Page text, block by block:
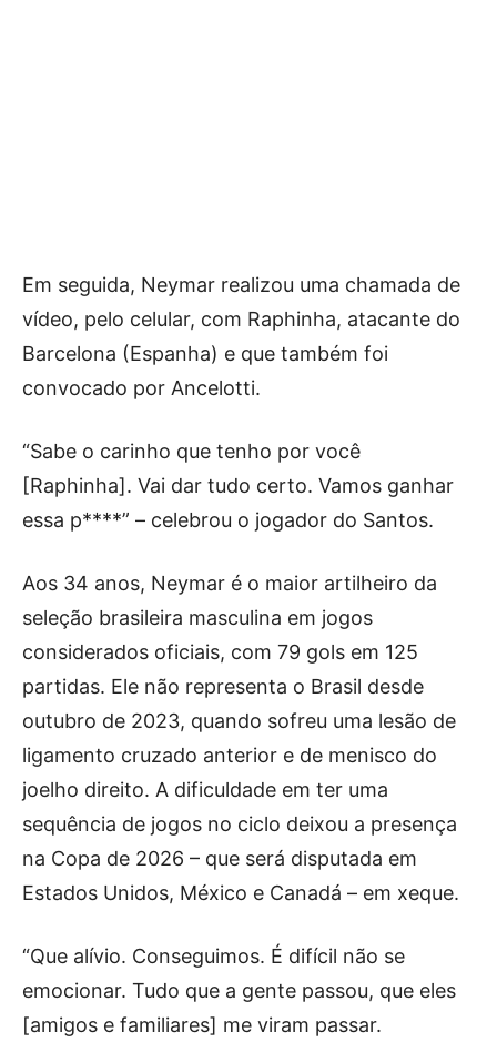
Em seguida, Neymar realizou uma chamada de
vídeo, pelo celular, com Raphinha, atacante do
Barcelona (Espanha) e que também foi
convocado por Ancelotti.
“Sabe o carinho que tenho por você
[Raphinha]. Vai dar tudo certo. Vamos ganhar
essa p****” – celebrou o jogador do Santos.
Aos 34 anos, Neymar é o maior artilheiro da
seleção brasileira masculina em jogos
considerados oficiais, com 79 gols em 125
partidas. Ele não representa o Brasil desde
outubro de 2023, quando sofreu uma lesão de
ligamento cruzado anterior e de menisco do
joelho direito. A dificuldade em ter uma
sequência de jogos no ciclo deixou a presença
na Copa de 2026 – que será disputada em
Estados Unidos, México e Canadá – em xeque.
“Que alívio. Conseguimos. É difícil não se
emocionar. Tudo que a gente passou, que eles
[amigos e familiares] me viram passar.